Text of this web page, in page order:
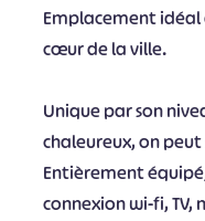
Emplacement
cœur de la ville.
Unique par son
chaleureux, on peut
Entièrement
connexion wi-fi, TV,